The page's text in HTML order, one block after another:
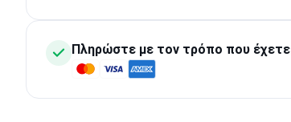
Πληρώστε με τον τρόπο που έχετε